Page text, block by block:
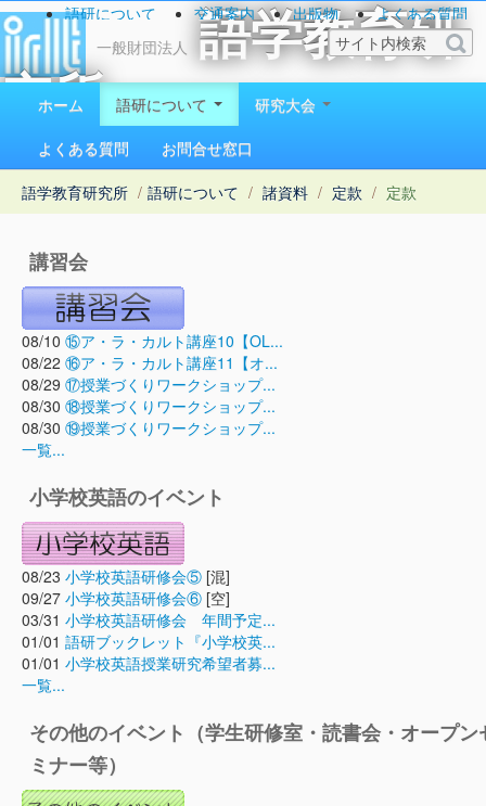
一般財団法人
語学教育研
究所
1923（大正12）年創立
語研について 交通案内 出版物
よくある質問
お問い合わせ
ホーム 語研について
研究大会
よくある質問
お問合せ窓口
語学教育研究所 / 語研について / 諸資料 / 定款 / 定款
講習会
08/10 ⑮ア・ラ・カルト講座10【OL...
08/22 ⑯ア・ラ・カルト講座11【オ...
08/29 ⑰授業づくりワークショップ...
08/30 ⑱授業づくりワークショップ...
08/30 ⑲授業づくりワークショップ...
一覧...
小学校英語のイベント
08/23 小学校英語研修会⑤ [混]
09/27 小学校英語研修会⑥ [空]
03/31 小学校英語研修会 年間予定...
01/01 語研ブックレット『小学校英...
01/01 小学校英語授業研究希望者募...
一覧...
その他のイベント（学生研修室・読書会・オープン
ミナー等）